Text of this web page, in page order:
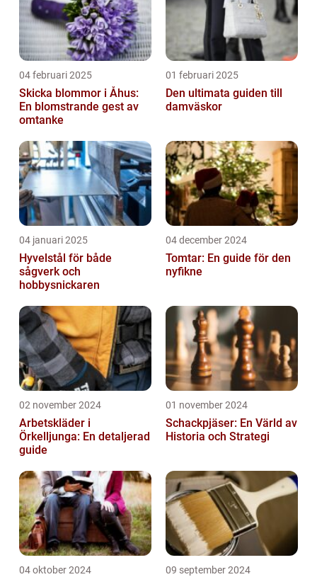
04 februari 2025
Skicka blommor i Åhus:
En blomstrande gest av
omtanke
01 februari 2025
Den ultimata guiden till
damväskor
04 januari 2025
Hyvelstål för både
sågverk och
hobbysnickaren
04 december 2024
Tomtar: En guide för den
nyfikne
02 november 2024
Arbetskläder i
Örkelljunga: En detaljerad
guide
01 november 2024
Schackpjäser: En Värld av
Historia och Strategi
04 oktober 2024 09 september 2024